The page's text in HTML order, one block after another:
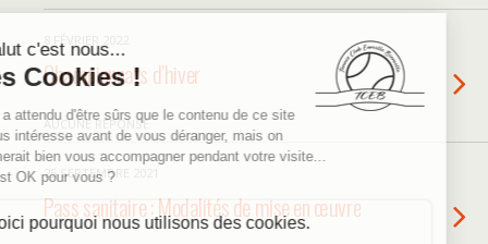
8 FÉVRIER 2022
Championnats d’hiver
AUCUNE RÉPONSE
25 SEPTEMBRE 2021
Pass sanitaire : Modalités de mise en œuvre